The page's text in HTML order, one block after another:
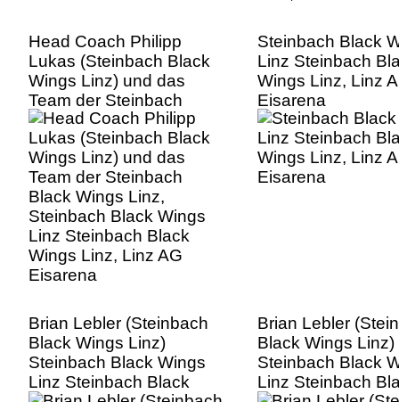
Head Coach Philipp
Lukas (Steinbach Black
Wings Linz) und das
Team der Steinbach
Black Wings Linz,
Steinbach Black Wings
Linz Steinbach Black
Wings Linz, Linz AG
Eisarena
Steinbach Black
Linz Steinbach
Wings Linz, Linz
Eisarena
Brian Lebler (Steinbach
Black Wings Linz)
Steinbach Black Wings
Linz Steinbach Black
Brian Lebler
Black Wings Linz)
Steinbach Black
Linz Steinbach